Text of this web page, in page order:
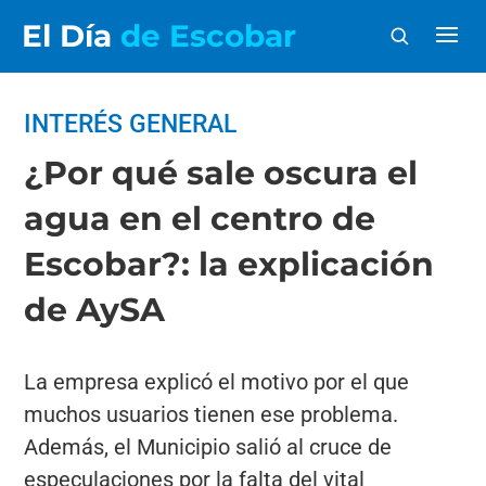
El Día de Escobar
INTERÉS GENERAL
¿Por qué sale oscura el
agua en el centro de
Escobar?: la explicación
de AySA
La empresa explicó el motivo por el que
muchos usuarios tienen ese problema.
Además, el Municipio salió al cruce de
especulaciones por la falta del vital